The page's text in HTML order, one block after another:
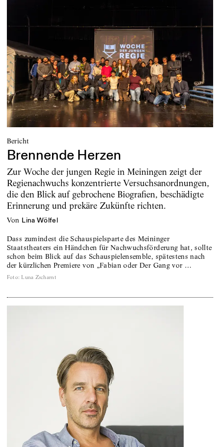
Bericht
Brennende Herzen
Zur Woche der jungen Regie in Meiningen zeigt der
Regienachwuchs konzentrierte Versuchsanordnungen,
die den Blick auf gebrochene Biografien, beschädigte
Erinnerung und prekäre Zukünfte richten.
von Lina Wölfel
Dass zumindest die Schauspielsparte des Meininger
Staatstheaters ein Händchen für Nachwuchsförderung hat, sollte
schon beim Blick auf das Schauspielensemble, spätestens nach
der kürzlichen Premiere von „Fabian oder Der Gang vor …
Foto: Luna Zscharnt